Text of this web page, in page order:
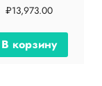
₽13,973.00
В корзину